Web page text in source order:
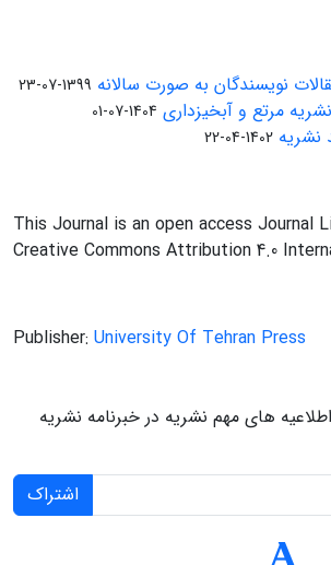
نویسندگان به صورت سالانه 1399-07-23
مرتع و آبخیزداری 1404-07-01
نشریه 1402-04-22
This Journal is an open access Journal
Creative Commons Attribution 4.0
Publisher: University Of Tehran Press
های مهم نشریه در خبرنامه نشریه
اشتراک